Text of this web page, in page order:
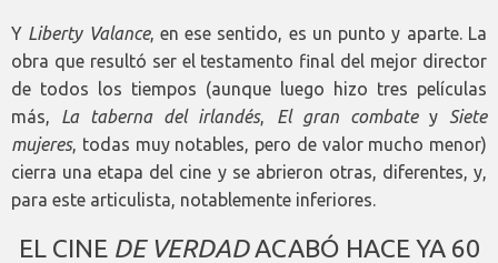
Y Liberty Valance, en ese sentido, es un punto y aparte. La
obra que resultó ser el testamento final del mejor director
de todos los tiempos (aunque luego hizo tres películas
más, La taberna del irlandés, El gran combatey Siete
mujeres, todas muy notables, pero de valor mucho menor)
cierra una etapa del cine y se abrieron otras, diferentes, y,
para este articulista, notablemente inferiores.
EL CINE DE VERDADACABÓ HACE YA 60